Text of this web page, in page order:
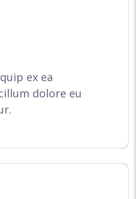
ex ea
dolore eu